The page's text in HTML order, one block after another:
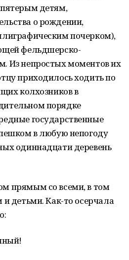
детям,
о рождении,
почерком),
фельдшерско-
Из непростых моментов их
приходилось ходить по
колхозников в
порядке
государственные
в любую непогоду
одиннадцати деревень
прямым со всеми, в том
и детьми. Как-то осерчала